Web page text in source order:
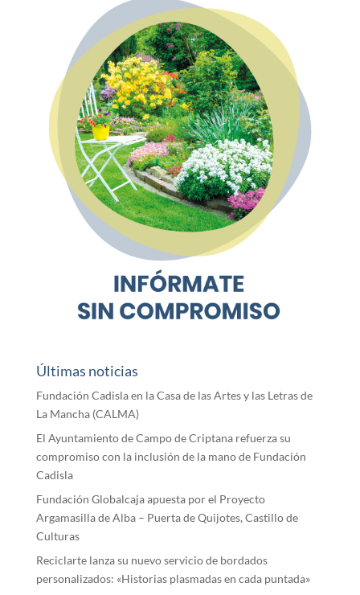
Últimas noticias
Fundación Cadisla en la Casa de las Artes y las Letras de
La Mancha (CALMA)
El Ayuntamiento de Campo de Criptana refuerza su
compromiso con la inclusión de la mano de Fundación
Cadisla
Fundación Globalcaja apuesta por el Proyecto
Argamasilla de Alba – Puerta de Quijotes, Castillo de
Culturas
Reciclarte lanza su nuevo servicio de bordados
personalizados: «Historias plasmadas en cada puntada»